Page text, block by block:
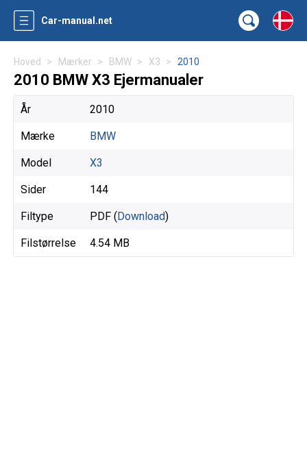
Car-manual.net
Hoved Mærker BMW X3 2010
2010 BMW X3 Ejermanualer
År 2010
Mærke BMW
Model X3
Sider 144
Filtype PDF (Download)
Filstørrelse 4.54 MB